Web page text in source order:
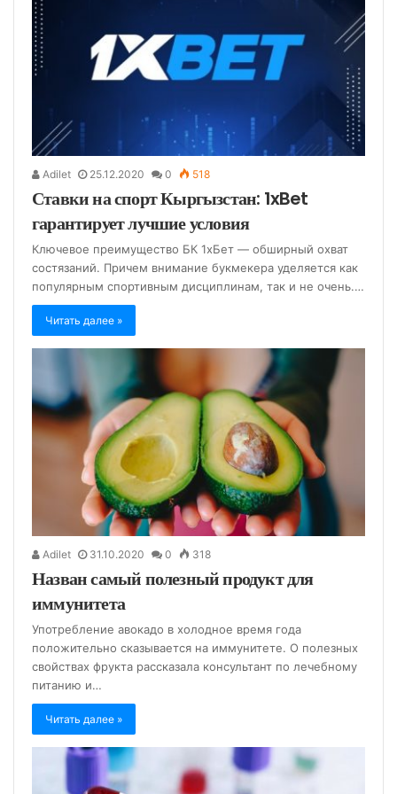
Adilet 25.12.2020 0 518
Ставки на спорт Кыргызстан: 1xBet
гарантирует лучшие условия
Ключевое преимущество БК 1хБет — обширный охват
состязаний. Причем внимание букмекера уделяется как
популярным спортивным дисциплинам, так и не очень.…
Читать далее »
Adilet 31.10.2020 0 318
Назван самый полезный продукт для
иммунитета
Употребление авокадо в холодное время года
положительно сказывается на иммунитете. О полезных
свойствах фрукта рассказала консультант по лечебному
питанию и…
Читать далее »